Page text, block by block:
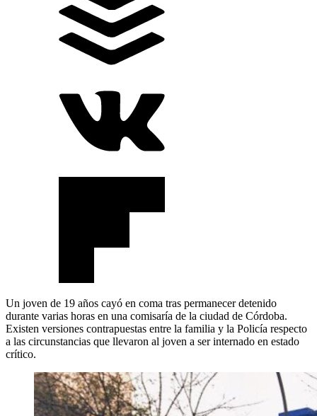
Un joven de 19 años cayó en coma tras permanecer detenido
durante varias horas en una comisaría de la ciudad de Córdoba.
Existen versiones contrapuestas entre la familia y la Policía respecto
a las circunstancias que llevaron al joven a ser internado en estado
crítico.